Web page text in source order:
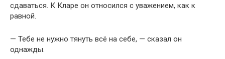
сдаваться. К Кларе он относился с уважением, как к
равной.
— Тебе не нужно тянуть всё на себе, — сказал он
однажды.